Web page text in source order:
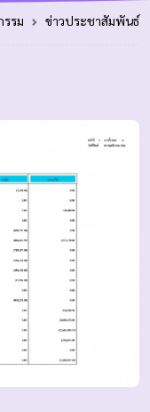
รรม ข่าวประชาสัมพันธ์